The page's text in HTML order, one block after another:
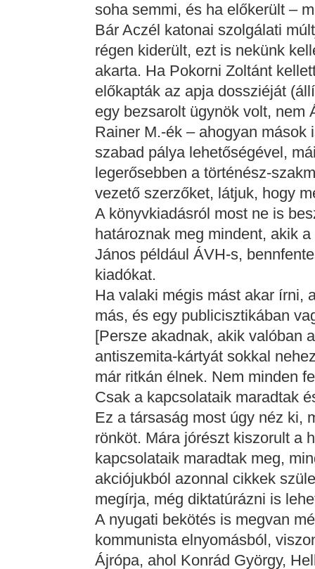
soha semmi, és ha előkerült –
Bár Aczél katonai szolgálati
régen kiderült, ezt is nekünk
akarta. Ha Pokorni Zoltánt
előkapták az apja dossziéját
egy bezsarolt ügynök volt, nem
Rainer M.-ék – ahogyan
szabad pálya lehetőségével,
legerősebben a történész-
vezető szerzőket, látjuk, hogy
A könyvkiadásról most ne is
határoznak meg mindent, akik
János például ÁVH-s,
kiadókat.
Ha valaki mégis mást akar írni,
más, és egy publicisztikában
[Persze akadnak, akik valóban
antiszemita-kártyát sokkal
már ritkán élnek. Nem minden
Csak a kapcsolataik maradtak
Ez a társaság most úgy néz ki,
rönköt. Mára jórészt kiszorult a
kapcsolataik maradtak meg,
akciójukból azonnal cikkek
megírja, még diktatúrázni is
A nyugati bekötés is megvan
kommunista elnyomásból,
Ájrópa, ahol Konrád György,